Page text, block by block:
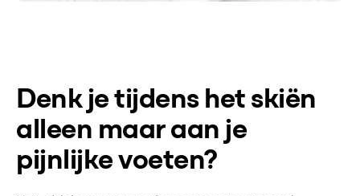
Denk je tijdens het skiën
alleen maar aan je
pijnlijke voeten?